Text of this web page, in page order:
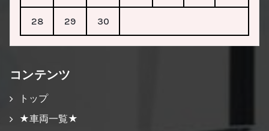
28 29 30
コンテンツ
トップ
★車両一覧★